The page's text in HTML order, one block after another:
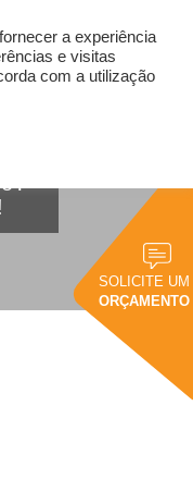
SOLICITE UM
ORÇAMENTO
Alternar
a experiência
e visitas
com a utilização